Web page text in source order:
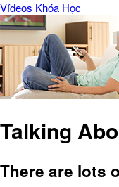
Vídeos Khóa Học
Talking
There are lots